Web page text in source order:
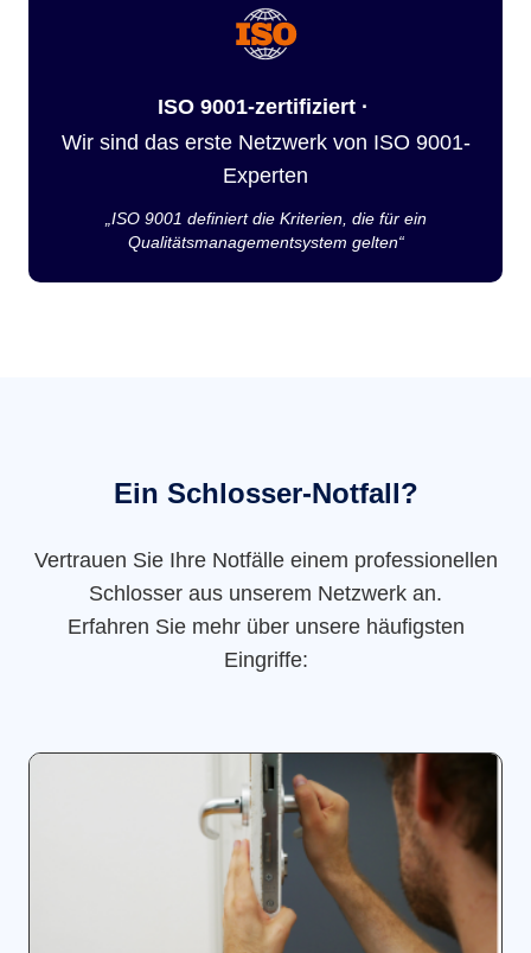
ISO 9001-zertifiziert ·
Wir sind das erste Netzwerk von ISO 9001-
Experten
„ISO 9001 definiert die Kriterien, die für ein
Qualitätsmanagementsystem gelten“
Ein Schlosser-Notfall?
Vertrauen Sie Ihre Notfälle einem professionellen
Schlosser aus unserem Netzwerk an.
Erfahren Sie mehr über unsere häufigsten
Eingriffe: